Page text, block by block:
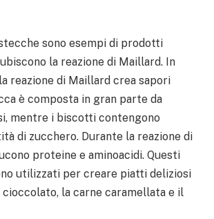
sono esempi di prodotti
la reazione di Maillard. In
reazione di Maillard crea sapori
è composta in gran parte da
mentre i biscotti contengono
di zucchero. Durante la reazione di
proteine e aminoacidi. Questi
utilizzati per creare piatti deliziosi
la carne caramellata e il